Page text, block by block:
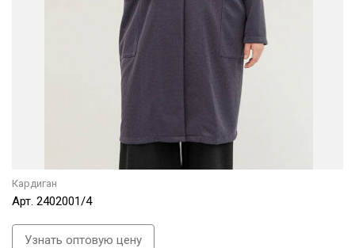
Кардиган
Арт. 2402001/4
Узнать оптовую цену